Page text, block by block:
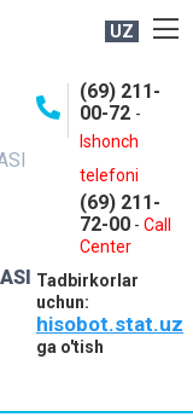
UZ
(69) 211-
00-72 -
Ishonch
telefoni
(69) 211-
72-00 - Call
Center
Tadbirkorlar
uchun:
hisobot.stat.uz
ga o'tish